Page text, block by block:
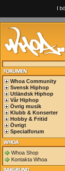
I
Whoa Community
Svensk Hiphop
Utländsk Hiphop
Vår Hiphop
Övrig musik
Klubb & Konserter
Hobby & Fritid
Övrigt
Specialforum
Whoa Shop
Kontakta Whoa